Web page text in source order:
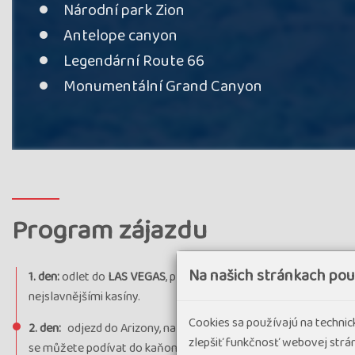
Národní park Zion
Antelope canyon
Legendární Route 66
Monumentální Grand Canyon
Program zájazdu
1. den:odlet do LAS VEGAS, přílet do města hazardu. Půjčení
nejslavnějšími kasíny.
2. den: odjezd do Arizony, na severní stranuGRAND CANYONU
se můžete podívat do kaňonu a na stolové hory. Vyhlídková
Na našich stránkach
Cookies sa používajú na
zlepšiť funkčnosť webovej